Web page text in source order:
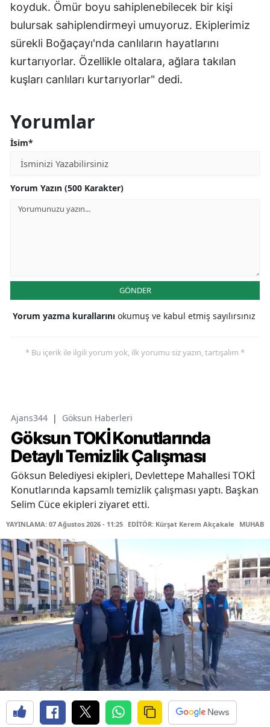
koyduk. Ömür boyu sahiplenebilecek bir kişi
bulursak sahiplendirmeyi umuyoruz. Ekiplerimiz
sürekli Boğaçayı'nda canlıların hayatlarını
kurtarıyorlar. Özellikle oltalara, ağlara takılan
kuşları canlıları kurtarıyorlar" dedi.
Yorumlar
İsim*
Yorum Yazın (500 Karakter)
GÖNDER
Yorum yazma kurallarını okumuş ve kabul etmiş sayılırsınız
* Bu içerik ile ilgili yorum yok, ilk yorumu siz yazın, tartışalım *
Ajans344 | Göksun Haberleri
Göksun TOKİ Konutlarında
Detaylı Temizlik Çalışması
Göksun Belediyesi ekipleri, Devlettepe Mahallesi TOKİ
Konutlarında kapsamlı temizlik çalışması yaptı. Başkan
Selim Cüce ekipleri ziyaret etti.
YAYINLAMA: 07 Ağustos 2026 - 11:25 EDİTÖR: Kürşat Kerem Akçakale